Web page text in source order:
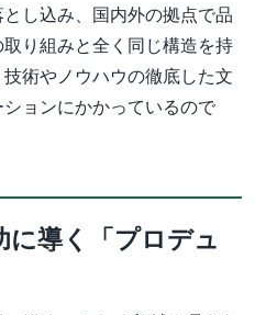
し込み、国内外の拠点で品
り組みと全く同じ構造を持
術やノウハウの徹底した文
ョンにかかっているので
導く「プロデュ